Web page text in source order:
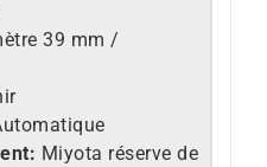
39 mm /
Miyota réserve de